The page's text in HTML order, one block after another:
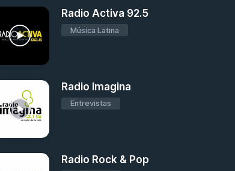
Radio Activa 92.5
Música Latina
Radio Imagina
Entrevistas
Radio Rock & Pop